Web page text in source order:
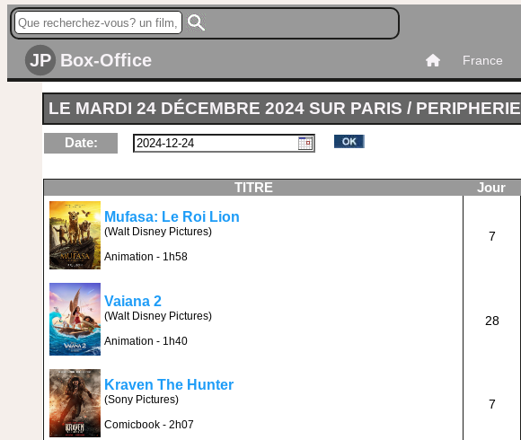
JP Box-Office France
LE MARDI 24 DÉCEMBRE 2024 SUR PARIS / PERIPHERIE
Date:
TITRE Jour
Mufasa: Le Roi Lion
(Walt Disney Pictures)
Animation - 1h58
7
Vaiana 2
(Walt Disney Pictures)
Animation - 1h40
28
Kraven The Hunter
(Sony Pictures)
Comicbook - 2h07
7